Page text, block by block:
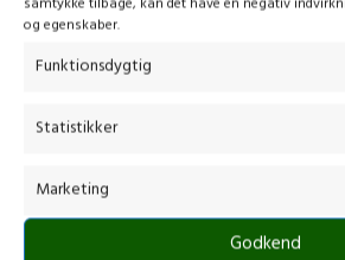
og egenskaber.
Funktionsdygtig
Statistikker
Marketing
Godkend
Gammelmark 1, 6630 Rødding